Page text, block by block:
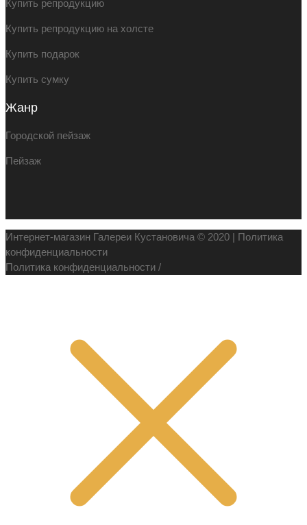
Купить репродукцию
Купить репродукцию на холсте
Купить подарок
Купить сумку
Жанр
Городской пейзаж
Пейзаж
Интернет-магазин Галереи Кустановича © 2020 | Политика
конфиденциальности
Политика конфиденциальности /